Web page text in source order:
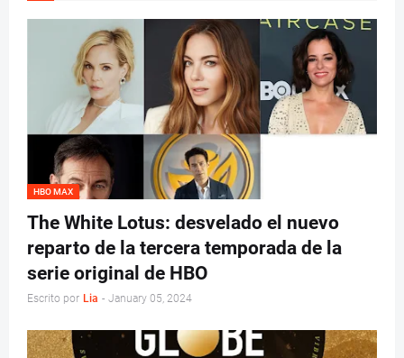
HBO MAX
The White Lotus: desvelado el nuevo
reparto de la tercera temporada de la
serie original de HBO
Escrito por Lia - January 05, 2024